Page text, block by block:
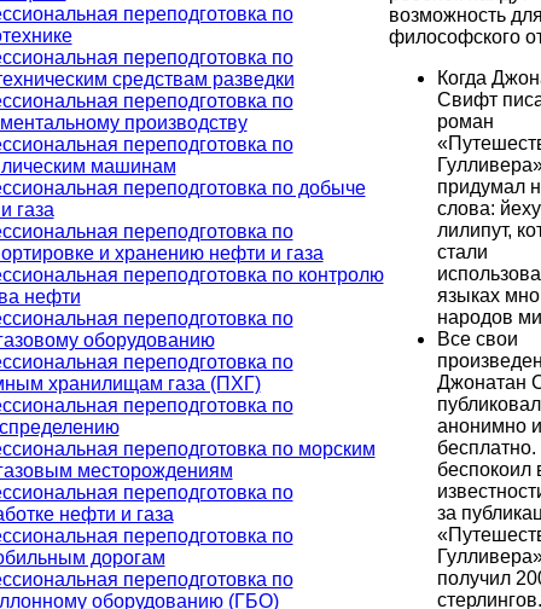
переподготовка по
переподготовка по
средствам разведки
переподготовка по
производству
переподготовка по
машинам
переподготовка по добыче
газа
переподготовка по
и хранению нефти и газа
переподготовка по контролю
нефти
переподготовка по
оборудованию
переподготовка по
хранилищам газа (ПХГ)
переподготовка по
переподготовка по морским
месторождениям
переподготовка по
нефти и газа
переподготовка по
дорогам
переподготовка по
оборудованию (ГБО)
возможность
философского
Когда
Свифт
роман
придумал
слова:
лилипут,
стали
языках
народов
Все свои
Джонатан
публиковал
анонимно и
бесплатно.
беспокоил
за
получил
стерлингов.